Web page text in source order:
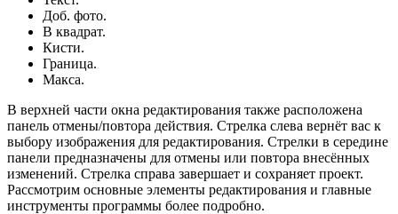
Доб. фото.
В квадрат.
Кисти.
Граница.
Макса.
В верхней части окна редактирования также расположена
панель отмены/повтора действия. Стрелка слева вернёт вас к
выбору изображения для редактирования. Стрелки в середине
панели предназначены для отмены или повтора внесённых
изменений. Стрелка справа завершает и сохраняет проект.
Рассмотрим основные элементы редактирования и главные
инструменты программы более подробно.